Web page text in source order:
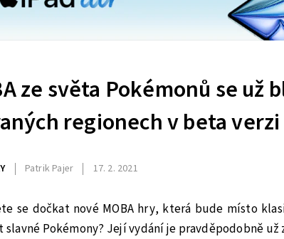
ze světa Pokémonů se už
regionech v beta verzi
Patrik Pajer 17. 2. 2021
se dočkat nové MOBA hry, která bude místo
slavné Pokémony? Její vydání je pravděpodobně už